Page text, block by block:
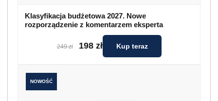
Klasyfikacja budżetowa 2027. Nowe
rozporządzenie z komentarzem eksperta
249 zł 198 zł Kup teraz
NOWOŚĆ